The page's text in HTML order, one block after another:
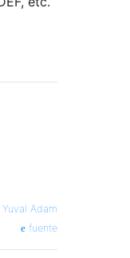
Yuval Adam
fuente